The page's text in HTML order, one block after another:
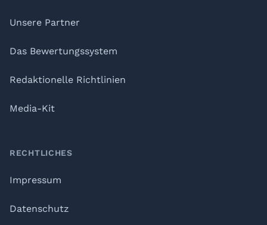
Unsere Partner
Das Bewertungssystem
Redaktionelle Richtlinien
Media-Kit
RECHTLICHES
Impressum
Datenschutz